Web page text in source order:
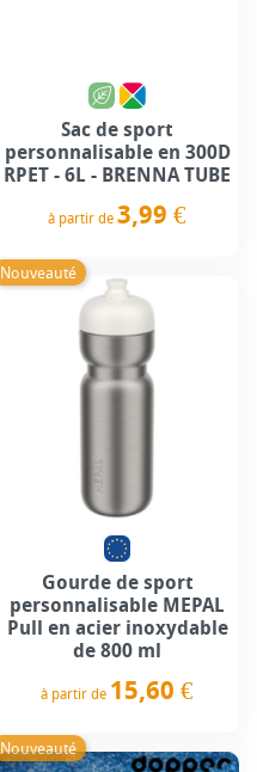
Sac de sport
personnalisable en 300D
RPET - 6L - BRENNA TUBE
à partir de 3,99 €
Nouveauté
Gourde de sport
personnalisable MEPAL
Pull en acier inoxydable
de 800 ml
à partir de 15,60 €
Nouveauté